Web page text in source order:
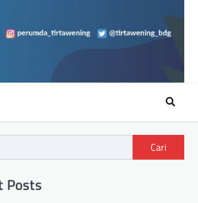
Cari
Posts